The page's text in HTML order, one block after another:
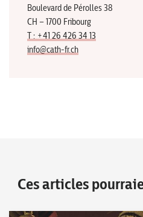
Boulevard de Pérolles 38
CH – 1700 Fribourg
T : +41 26 426 34 13
info@cath-fr.ch
Ces articles